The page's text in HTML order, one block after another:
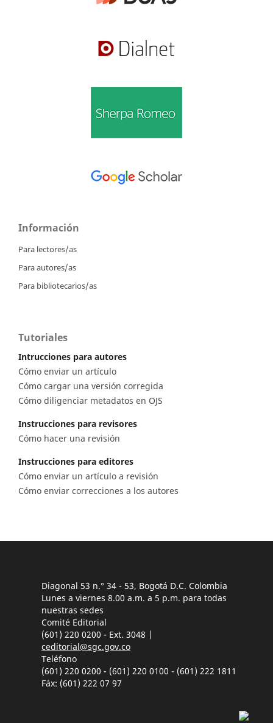
Información
Para lectores/as
Para autores/as
Para bibliotecarios/as
Tutoriales
Intrucciones para autores
Cómo enviar un artículo
Cómo cargar una versión corregida
Cómo diligenciar metadatos en OJS
Instrucciones para revisores
Cómo hacer una revisión
Instrucciones para editores
Cómo enviar un artículo a revisión
Cómo enviar correcciones a los autores
Diagonal 53 n.° 34 - 53, Bogotá D.C. Colombia
Lunes a viernes 8.00 a.m. a 5 p.m. para todas
nuestras sedes
Comité Editorial
(601) 220 0200 - Ext. 3048 |
ceditorial@sgc.gov.co
Teléfono
(601) 220 0200 - (601) 220 0100 - (601) 222 1811
Fáx: (601) 222 07 97